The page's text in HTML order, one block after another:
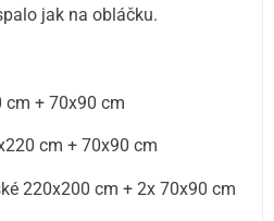
jak na obláčku.
cm + 70x90 cm
cm + 70x90 cm
220x200 cm + 2x 70x90 cm